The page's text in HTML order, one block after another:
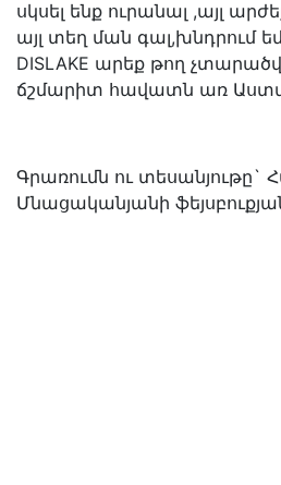
սկսել ենք ուրանալ ,այլ
այլ տեղ ման գալ,խնդրում
DISLAKE արեք թող
ճշմարիտ հավատն առ
Գրառումն ու տեսանյութը`
Մնացականյանի